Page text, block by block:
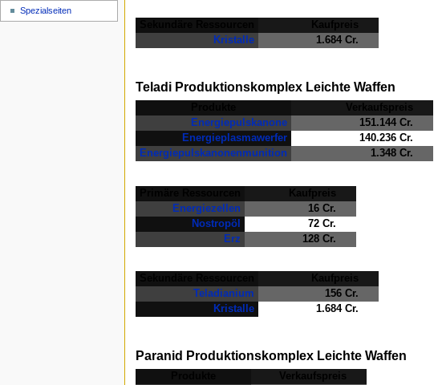
Kaufpreis
Kristalle
1.684 Cr.
Teladi Produktionskomplex Leichte Waffen
Verkaufspreis
Energiepulskanone
151.144 Cr.
Energieplasmawerfer
140.236 Cr.
Energiepulskanonenmunition
1.348 Cr.
Kaufpreis
Energiezellen
16 Cr.
Nostropöl
72 Cr.
Erz
128 Cr.
Kaufpreis
Teladianium
156 Cr.
Kristalle
1.684 Cr.
Paranid Produktionskomplex Leichte Waffen
Verkaufspreis
Spezialseiten